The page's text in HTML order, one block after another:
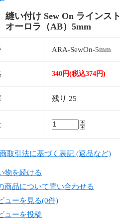
縫い付け Sew On ラインスト
ーロラ（AB）5mm
ARA-SewOn-5mm
340円(税込374円)
残り 25
取引法に基づく表記 (返品など)
物を続ける
商品について問い合わせる
ューを見る(0件)
ューを投稿